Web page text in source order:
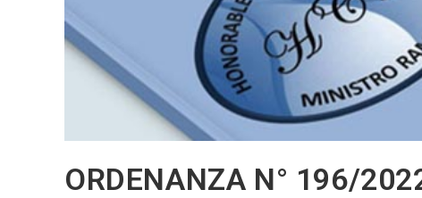
ORDENANZA N° 196/